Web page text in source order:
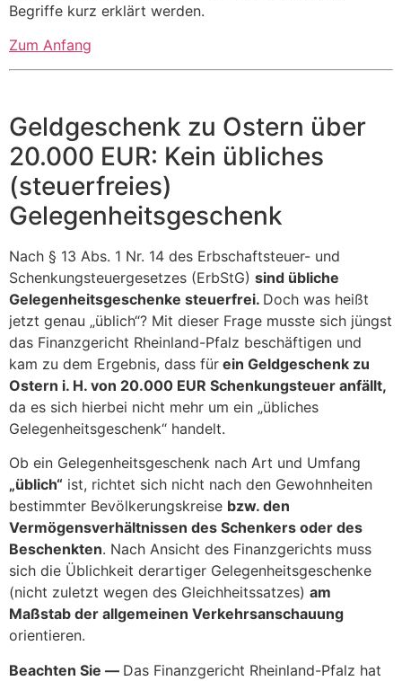
Begriffe kurz erklärt werden.
Zum Anfang
Geldgeschenk zu Ostern über
20.000 EUR: Kein übliches
(steuerfreies)
Gelegenheitsgeschenk
Nach § 13 Abs. 1 Nr. 14 des Erbschaftsteuer- und
Schenkungsteuergesetzes (ErbStG) sind übliche
Gelegenheitsgeschenke steuerfrei. Doch was heißt
jetzt genau „üblich“? Mit dieser Frage musste sich jüngst
das Finanzgericht Rheinland-Pfalz beschäftigen und
kam zu dem Ergebnis, dass für ein Geldgeschenk zu
Ostern i. H. von 20.000 EUR Schenkungsteuer anfällt,
da es sich hierbei nicht mehr um ein „übliches
Gelegenheitsgeschenk“ handelt.
Ob ein Gelegenheitsgeschenk nach Art und Umfang
„üblich“ ist, richtet sich nicht nach den Gewohnheiten
bestimmter Bevölkerungskreise bzw. den
Vermögensverhältnissen des Schenkers oder des
Beschenkten. Nach Ansicht des Finanzgerichts muss
sich die Üblichkeit derartiger Gelegenheitsgeschenke
(nicht zuletzt wegen des Gleichheitssatzes) am
Maßstab der allgemeinen Verkehrsanschauung
orientieren.
Beachten Sie — Das Finanzgericht Rheinland-Pfalz hat